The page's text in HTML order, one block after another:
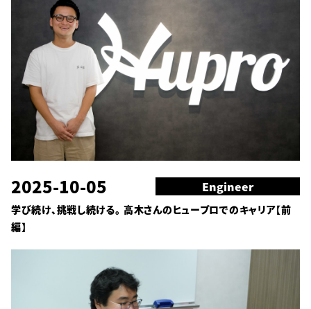
2025-10-05 Engineer
学び続け、挑戦し続ける。 高木さんのヒュープロでのキャリア【前
編】